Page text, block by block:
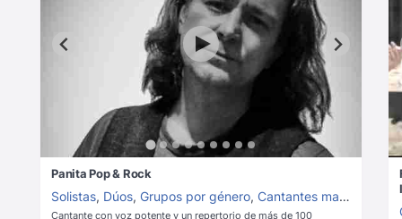
Panita Pop & Rock
Solistas, Dúos, Grupos por género, Cantantes masculinos
Cantante con voz potente y un repertorio de más de 100